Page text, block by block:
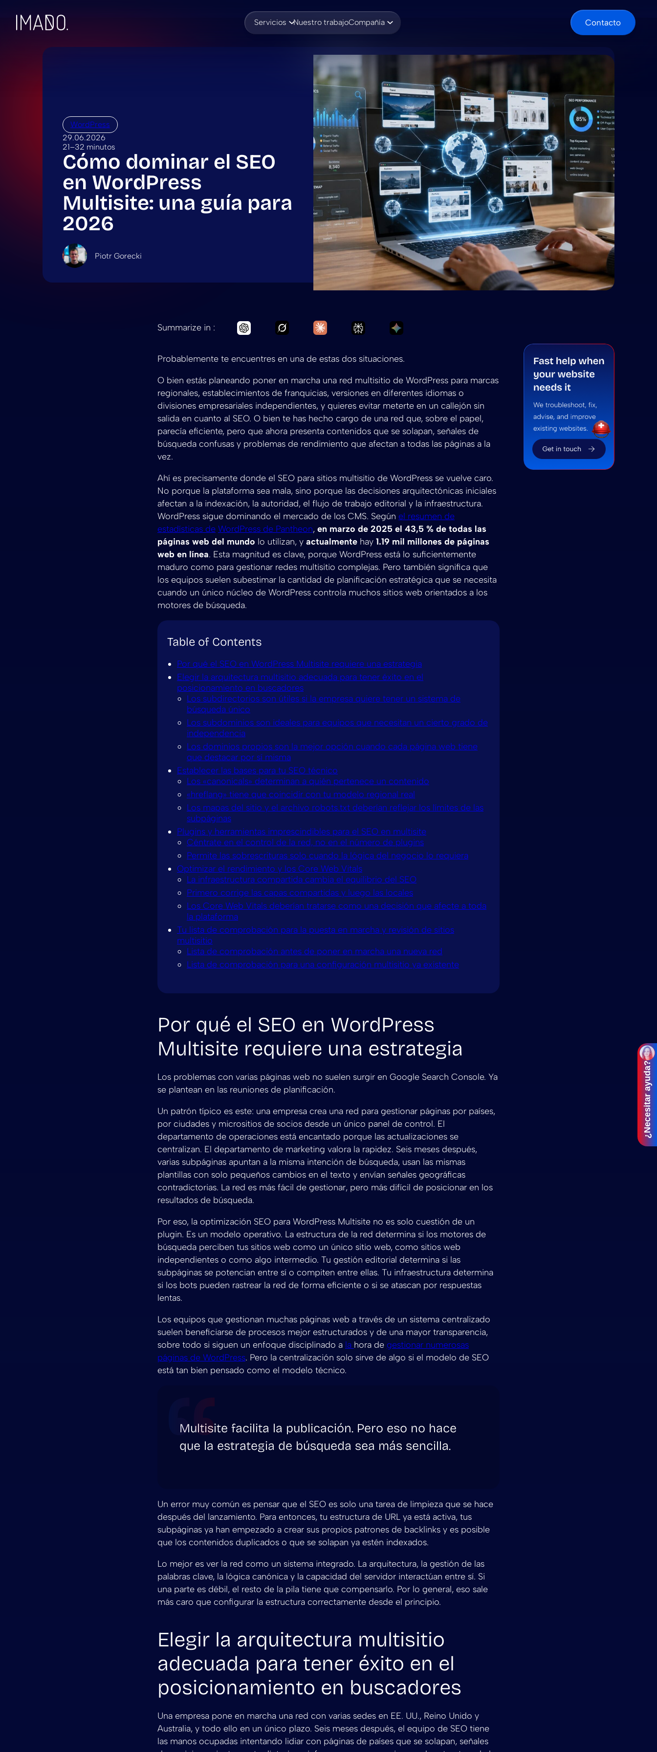
Skip to content Servicios Nuestro trabajoCompañía Contacto
WordPress
29.06.2026
21–32 minutos
Cómo dominar el SEO
en WordPress
Multisite: una guía para
2026
Piotr Gorecki
Summarize in : Ask Chatgpt to summarize Cómo dominar el SEO en WordPress Multisite: una guía para 2026
Ask Grok to summarize Cómo dominar el SEO en WordPress Multisite: una guía para 2026
Ask Claude to summarize Cómo dominar el SEO en WordPress Multisite: una guía
Ask Perplexity to summarize Cómo dominar el SEO en WordPress
Ask Gemini to summarize Cómo dominar el SEO en
Probablemente te encuentres en una de estas dos situaciones.
O bien estás planeando poner en marcha una red multisitio de WordPress para marcas
regionales, establecimientos de franquicias, versiones en diferentes idiomas o
divisiones empresariales independientes, y quieres evitar meterte en un callejón sin
salida en cuanto al SEO. O bien te has hecho cargo de una red que, sobre el papel,
parecía eficiente, pero que ahora presenta contenidos que se solapan, señales de
búsqueda confusas y problemas de rendimiento que afectan a todas las páginas a la
vez.
Ahí es precisamente donde el SEO para sitios multisitio de WordPress se vuelve caro.
No porque la plataforma sea mala, sino porque las decisiones arquitectónicas iniciales
afectan a la indexación, la autoridad, el flujo de trabajo editorial y la infraestructura.
WordPress sigue dominando el mercado de los CMS. Según el resumen de
estadísticas de WordPress de Pantheon, en marzo de 2025 el 43,5 % de todas las
páginas web del mundo lo utilizan, y actualmente hay 1.19 mil millones de páginas
web en línea. Esta magnitud es clave, porque WordPress está lo suficientemente
maduro como para gestionar redes multisitio complejas. Pero también significa que
los equipos suelen subestimar la cantidad de planificación estratégica que se necesita
cuando un único núcleo de WordPress controla muchos sitios web orientados a los
motores de búsqueda.
Table of Contents
Por qué el SEO en WordPress Multisite requiere una estrategia
Elegir la arquitectura multisitio adecuada para tener éxito en el
posicionamiento en buscadores
Los subdirectorios son útiles si la empresa quiere tener un sistema de
búsqueda único
Los subdominios son ideales para equipos que necesitan un cierto grado de
independencia
Los dominios propios son la mejor opción cuando cada página web tiene
que destacar por sí misma
Establecer las bases para tu SEO técnico
Los «canonicals» determinan a quién pertenece un contenido
«hreflang» tiene que coincidir con tu modelo regional real
Los mapas del sitio y el archivo robots.txt deberían reflejar los límites de las
subpáginas
Plugins y herramientas imprescindibles para el SEO en multisite
Céntrate en el control de la red, no en el número de plugins
Permite las sobrescrituras solo cuando la lógica del negocio lo requiera
Optimizar el rendimiento y los Core Web Vitals
La infraestructura compartida cambia el equilibrio del SEO
Primero corrige las capas compartidas y luego las locales
Los Core Web Vitals deberían tratarse como una decisión que afecte a toda
la plataforma
Tu lista de comprobación para la puesta en marcha y revisión de sitios
multisitio
Lista de comprobación antes de poner en marcha una nueva red
Lista de comprobación para una configuración multisitio ya existente
Por qué el SEO en WordPress
Multisite requiere una estrategia
Los problemas con varias páginas web no suelen surgir en Google Search Console. Ya
se plantean en las reuniones de planificación.
Un patrón típico es este: una empresa crea una red para gestionar páginas por países,
por ciudades y micrositios de socios desde un único panel de control. El
departamento de operaciones está encantado porque las actualizaciones se
centralizan. El departamento de marketing valora la rapidez. Seis meses después,
varias subpáginas apuntan a la misma intención de búsqueda, usan las mismas
plantillas con solo pequeños cambios en el texto y envían señales geográficas
contradictorias. La red es más fácil de gestionar, pero más difícil de posicionar en los
resultados de búsqueda.
Por eso, la optimización SEO para WordPress Multisite no es solo cuestión de un
plugin. Es un modelo operativo. La estructura de la red determina si los motores de
búsqueda perciben tus sitios web como un único sitio web, como sitios web
independientes o como algo intermedio. Tu gestión editorial determina si las
subpáginas se potencian entre sí o compiten entre ellas. Tu infraestructura determina
si los bots pueden rastrear la red de forma eficiente o si se atascan por respuestas
lentas.
Los equipos que gestionan muchas páginas web a través de un sistema centralizado
suelen beneficiarse de procesos mejor estructurados y de una mayor transparencia,
sobre todo si siguen un enfoque disciplinado a la hora de gestionar numerosas
páginas de WordPress. Pero la centralización solo sirve de algo si el modelo de SEO
está tan bien pensado como el modelo técnico.
Multisite facilita la publicación. Pero eso no hace
que la estrategia de búsqueda sea más sencilla.
Un error muy común es pensar que el SEO es solo una tarea de limpieza que se hace
después del lanzamiento. Para entonces, tu estructura de URL ya está activa, tus
subpáginas ya han empezado a crear sus propios patrones de backlinks y es posible
que los contenidos duplicados o que se solapan ya estén indexados.
Lo mejor es ver la red como un sistema integrado. La arquitectura, la gestión de las
palabras clave, la lógica canónica y la capacidad del servidor interactúan entre sí. Si
una parte es débil, el resto de la pila tiene que compensarlo. Por lo general, eso sale
más caro que configurar la estructura correctamente desde el principio.
Elegir la arquitectura multisitio
adecuada para tener éxito en el
posicionamiento en buscadores
Una empresa pone en marcha una red con varias sedes en EE. UU., Reino Unido y
Australia, y todo ello en un único plazo. Seis meses después, el equipo de SEO tiene
las manos ocupadas intentando lidiar con páginas de países que se solapan, señales
¿Necesitar ayuda?